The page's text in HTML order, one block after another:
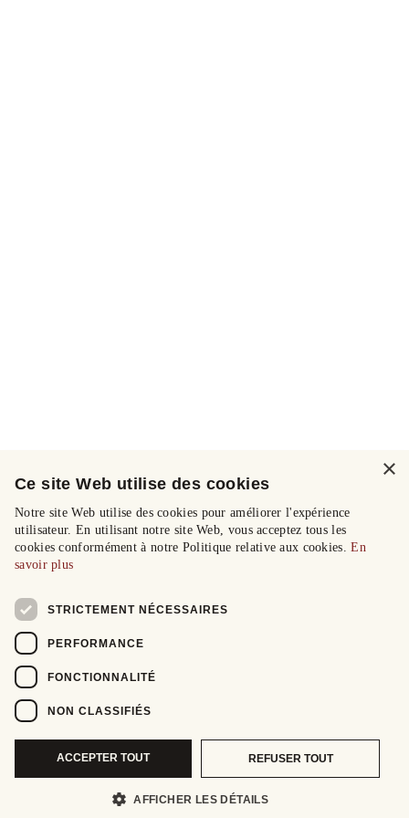
×
Ce site Web utilise des cookies
Notre site Web utilise des cookies pour améliorer l'expérience
utilisateur. En utilisant notre site Web, vous acceptez tous les
cookies conformément à notre Politique relative aux cookies.En
savoir plus
STRICTEMENT NÉCESSAIRES
PERFORMANCE
FONCTIONNALITÉ
NON CLASSIFIÉS
ACCEPTER TOUT REFUSER TOUT
AFFICHER LES DÉTAILS